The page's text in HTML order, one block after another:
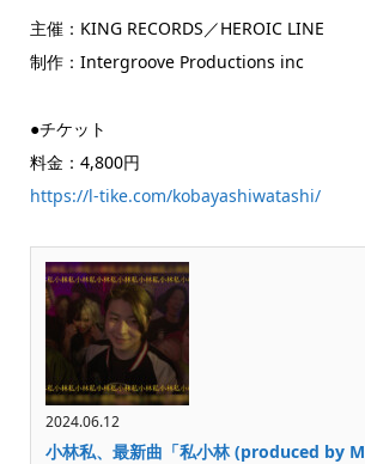
主催：KING RECORDS／HEROIC LINE
制作：Intergroove Productions inc
●チケット
料金：4,800円
https://l-tike.com/kobayashiwatashi/
2024.06.12
小林私、最新曲「私小林 (produced by